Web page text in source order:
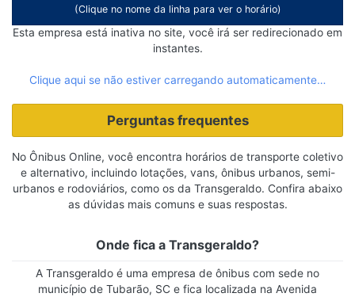
(Clique no nome da linha para ver o horário)
Esta empresa está inativa no site, você irá ser redirecionado em
instantes.
Clique aqui se não estiver carregando automaticamente…
Perguntas frequentes
No Ônibus Online, você encontra horários de transporte coletivo
e alternativo, incluindo lotações, vans, ônibus urbanos, semi-
urbanos e rodoviários, como os da Transgeraldo. Confira abaixo
as dúvidas mais comuns e suas respostas.
Onde fica a Transgeraldo?
A Transgeraldo é uma empresa de ônibus com sede no
município de Tubarão, SC e fica localizada na Avenida